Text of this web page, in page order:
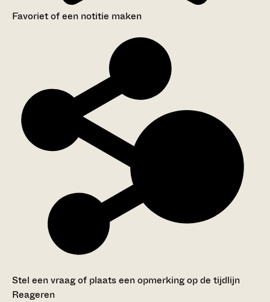
Favoriet of een notitie maken
Stel een vraag of plaats een opmerking op de tijdlijn
Reageren